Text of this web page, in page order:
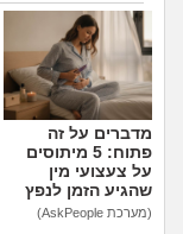
מדברים על זה
פתוח: 5 מיתוסים
על צעצועי מין
שהגיע הזמן לנפץ
(מערכת AskPeople)